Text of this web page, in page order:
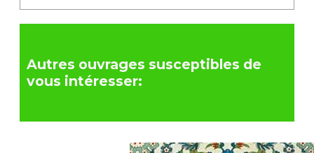
Autres ouvrages susceptibles de
vous intéresser: